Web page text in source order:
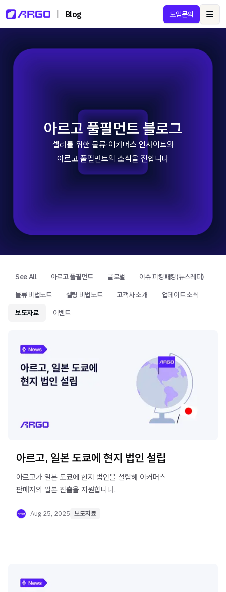
Blog 도입문의
아르고 풀필먼트 블로그
셀러를 위한 물류·이커머스 인사이트와
아르고 풀필먼트의 소식을 전합니다
See All 아르고 풀필먼트 글로벌
이슈 피킹패킹(뉴스레터)
물류 비법노트
셀링 비법노트 고객사 소개
업데이트 소식
보도자료
이벤트
아르고, 일본 도쿄에 현지 법인 설립
아르고가 일본 도쿄에 현지 법인을 설립해 이커머스
판매자의 일본 진출을 지원합니다.
Aug 25, 2025 보도자료